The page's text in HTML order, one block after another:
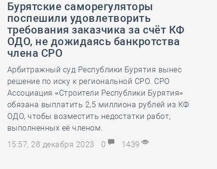
Бурятские саморегуляторы
поспешили удовлетворить
требования заказчика за счёт КФ
ОДО, не дожидаясь банкротства
члена СРО
Арбитражный суд Республики Бурятия вынес
решение по иску к региональной СРО. СРО
Ассоциация «Строители Республики Бурятия»
обязана выплатить 2,5 миллиона рублей из КФ
ОДО, чтобы возместить недостатки работ,
выполненных её членом.
15:57, 28 декабря 2023
0 1439